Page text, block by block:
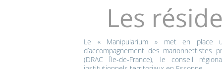
Les
Le « Manipularium » met en place
d’accompagnement des
(DRAC Île-de-France), le conseil